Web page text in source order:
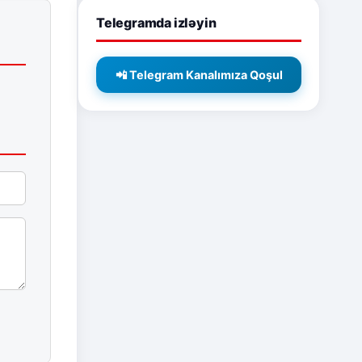
Telegramda izləyin
📲 Telegram Kanalımıza Qoşul